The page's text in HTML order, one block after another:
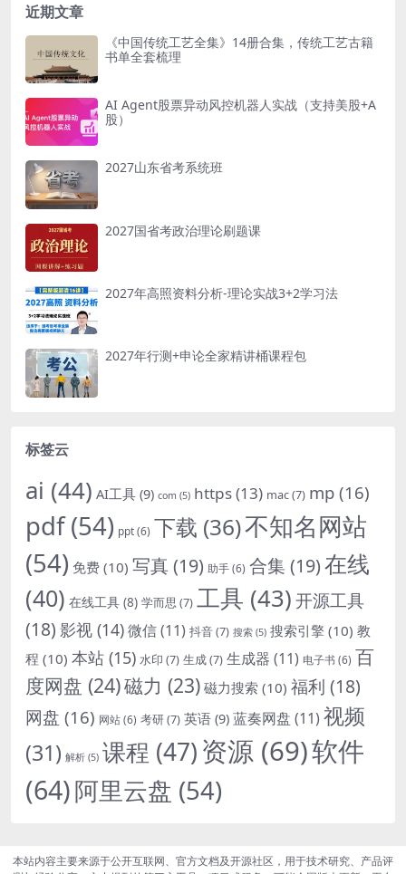
近期文章
《中国传统工艺全集》14册合集，传统工艺古籍
书单全套梳理
AI Agent股票异动风控机器人实战（支持美股+A
股）
2027山东省考系统班
2027国省考政治理论刷题课
2027年高照资料分析-理论实战3+2学习法
2027年行测+申论全家精讲桶课程包
标签云
ai (44) AI工具 (9) com (5) https(13) mac(7) mp (16)
pdf(54) ppt(6) 下载 (36)不知名网站
(54) 免费 (10) 写真 (19) 助手(6) 合集 (19)在线
(40) 在线工具 (8) 学而思 (7) 工具 (43)开源工具
(18) 影视 (14)微信(11) 抖音(7) 搜索 (5) 搜索引擎 (10) 教
程 (10) 本站 (15) 水印 (7) 生成(7) 生成器 (11) 电子书(6) 百
度网盘 (24)磁力 (23) 磁力搜索 (10) 福利 (18)
网盘 (16) 网站(6) 考研(7) 英语 (9) 蓝奏网盘 (11) 视频
(31) 解析 (5) 课程 (47)资源 (69)软件
(64)阿里云盘 (54)
本站内容主要来源于公开互联网、官方文档及开源社区，用于技术研究、产品评